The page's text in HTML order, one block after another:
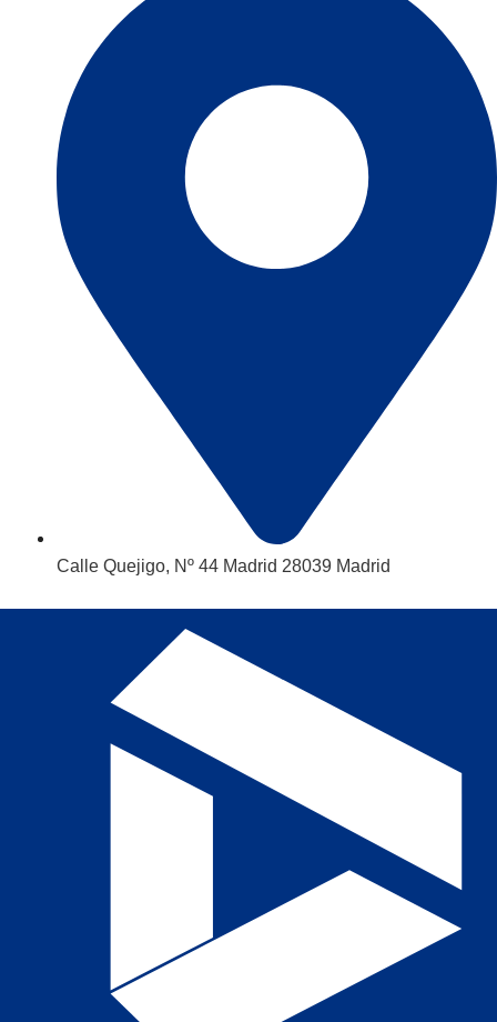
Calle Quejigo, Nº 44 Madrid 28039 Madrid